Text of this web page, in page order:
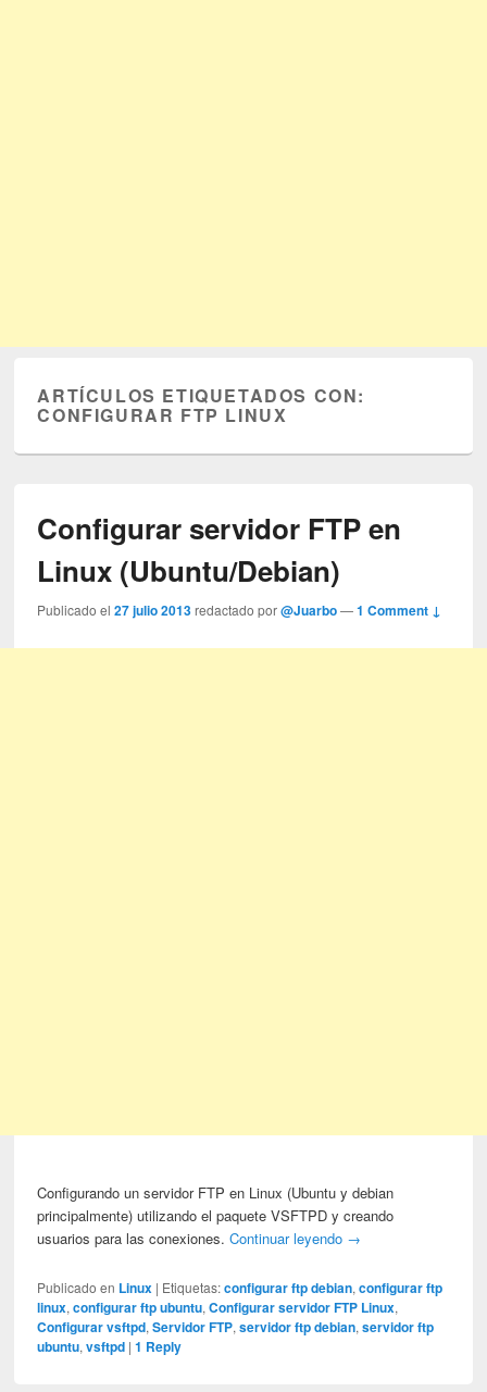
ARTÍCULOS ETIQUETADOS CON:
CONFIGURAR FTP LINUX
Configurar servidor FTP en
Linux (Ubuntu/Debian)
Publicado el27 julio 2013 redactado por@Juarbo —1 Comment ↓
Configurando un servidor FTP en Linux (Ubuntu y debian
principalmente) utilizando el paquete VSFTPD y creando
usuarios para las conexiones.Continuar leyendo →
Publicado en Linux | Etiquetas: configurar ftp debian,configurar ftp
linux,configurar ftp ubuntu,Configurar servidor FTP Linux,
Configurar vsftpd,Servidor FTP,servidor ftp debian,servidor ftp
ubuntu,vsftpd |1 Reply